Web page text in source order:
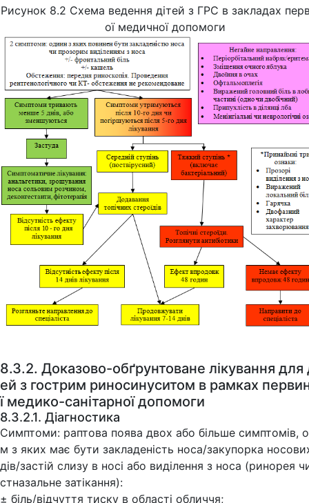
Рисунок 8.2 Схема ведення дітей з ГРС в закладах
ої медичної допомоги
8.3.2. Доказово-обґрунтоване лікування для
ей з гострим риносинуситом в рамках
ї медико-санітарної допомоги
8.3.2.1. Діагностика
Симптоми: раптова поява двох або більше симптомів,
м з яких має бути закладеність носа/закупорка
дів/застій слизу в носі або виділення з носа (ринорея
стназальне затікання):
± біль/відчуття тиску в області обличчя;